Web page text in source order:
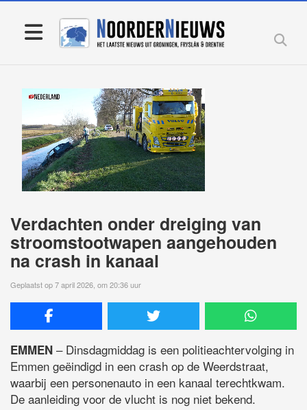
Verdachten onder dreiging van
stroomstootwapen aangehouden
na crash in kanaal
Geplaatst op 7 april 2026, om 20:36 uur
EMMEN – Dinsdagmiddag is een politieachtervolging in
Emmen geëindigd in een crash op de Weerdstraat,
waarbij een personenauto in een kanaal terechtkwam.
De aanleiding voor de vlucht is nog niet bekend.